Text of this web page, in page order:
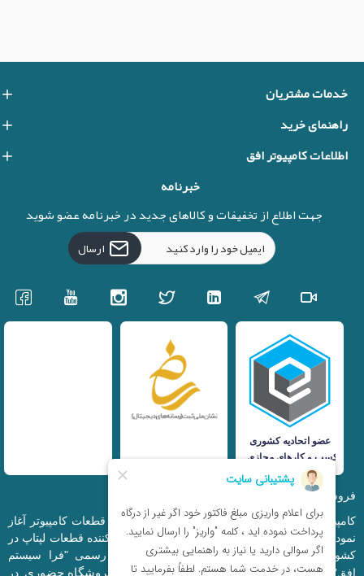
خدمات مشتریان
راهنمای خرید
اطلاعات کامپیوتر افق
خبرنامه
جهت اطلاع از تخفیفات و کالاهای جدید در خبرنامه عضو شوید
ارسال
فروشگاه اینترنتی iranfso (کامپیوتر افق)
کامپیوتر افق، فعالیت خود را از سال 1377 در زمینه قطعات کامپیوتر آغاز
نمود و در حال حاضر به بزرگترین وارد کننده و توزیع کننده قطعات لپتاپ در
کشور تبدیل شده است. این مجموعه که با نام رسمی "فرا سیستم
افق" ثبت شده است دارای فروشگاه اینترنتی و
فروشگاه حضوری در